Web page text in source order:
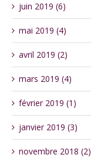
juin 2019 (6)
mai 2019 (4)
avril 2019 (2)
mars 2019 (4)
février 2019 (1)
janvier 2019 (3)
novembre 2018 (2)